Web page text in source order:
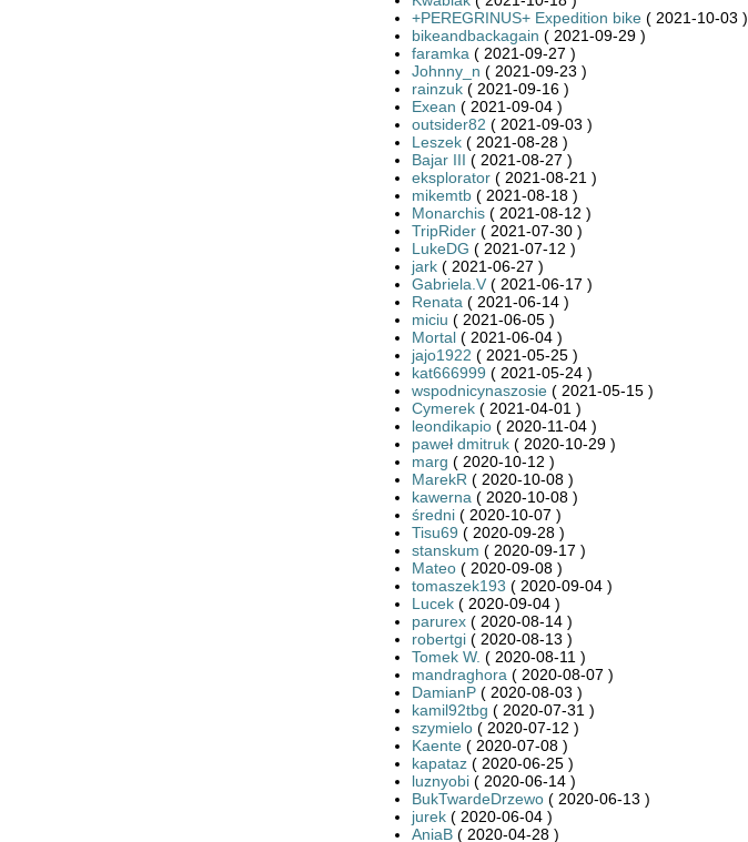
+PEREGRINUS+ Expedition bike( 2021-10-03 )
bikeandbackagain ( 2021-09-29 )
faramka ( 2021-09-27 )
Johnny_n ( 2021-09-23 )
rainzuk( 2021-09-16 )
Exean ( 2021-09-04 )
outsider82 ( 2021-09-03 )
Leszek( 2021-08-28 )
Bajar III ( 2021-08-27 )
eksplorator( 2021-08-21 )
mikemtb( 2021-08-18 )
Monarchis( 2021-08-12 )
TripRider( 2021-07-30 )
LukeDG ( 2021-07-12 )
jark( 2021-06-27 )
Gabriela.V( 2021-06-17 )
Renata ( 2021-06-14 )
miciu ( 2021-06-05 )
Mortal( 2021-06-04 )
jajo1922 ( 2021-05-25 )
kat666999 ( 2021-05-24 )
wspodnicynaszosie( 2021-05-15 )
Cymerek( 2021-04-01 )
leondikapio( 2020-11-04 )
paweł dmitruk( 2020-10-29 )
marg ( 2020-10-12 )
MarekR ( 2020-10-08 )
kawerna ( 2020-10-08 )
średni( 2020-10-07 )
Tisu69 ( 2020-09-28 )
stanskum ( 2020-09-17 )
Mateo( 2020-09-08 )
tomaszek193 ( 2020-09-04 )
Lucek( 2020-09-04 )
parurex( 2020-08-14 )
robertgi( 2020-08-13 )
Tomek W. ( 2020-08-11 )
mandraghora ( 2020-08-07 )
DamianP( 2020-08-03 )
kamil92tbg ( 2020-07-31 )
szymielo( 2020-07-12 )
Kaente( 2020-07-08 )
kapataz( 2020-06-25 )
luznyobi( 2020-06-14 )
BukTwardeDrzewo( 2020-06-13 )
jurek( 2020-06-04 )
AniaB( 2020-04-28 )